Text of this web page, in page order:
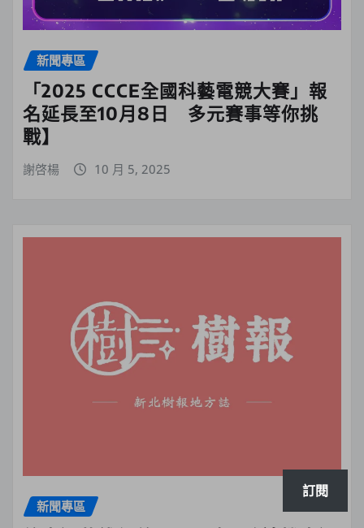
新聞專區
「2025 CCCE全國科藝電競大賽」報
名延長至10月8日 多元賽事等你挑
戰】
謝啓楊 10 月 5, 2025
新聞專區
訂閱